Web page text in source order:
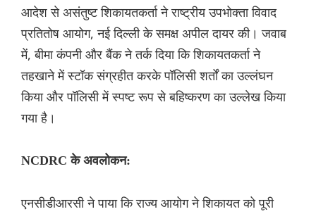
आदेश से असंतुष्ट शिकायतकर्ता ने राष्ट्रीय उपभोक्ता विवाद
प्रतितोष आयोग, नई दिल्ली के समक्ष अपील दायर की। जवाब
में, बीमा कंपनी और बैंक ने तर्क दिया कि शिकायतकर्ता ने
तहखाने में स्टॉक संग्रहीत करके पॉलिसी शर्तों का उल्लंघन
किया और पॉलिसी में स्पष्ट रूप से बहिष्करण का उल्लेख किया
गया है।
NCDRC के अवलोकन:
एनसीडीआरसी ने पाया कि राज्य आयोग ने शिकायत को पूरी